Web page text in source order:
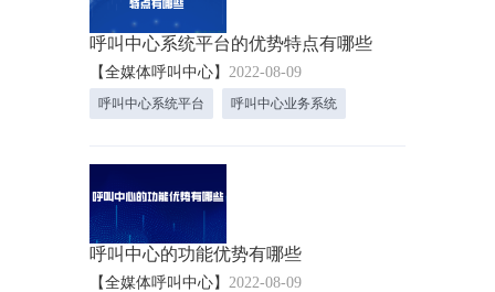
呼叫中心系统平台的优势特点有哪些
【全媒体呼叫中心】2022-08-09
呼叫中心系统平台 呼叫中心业务系统
呼叫中心的功能优势有哪些
【全媒体呼叫中心】2022-08-09